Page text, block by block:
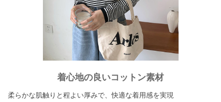
着心地の良いコットン素材
柔らかな肌触りと程よい厚みで、快適な着用感を実現